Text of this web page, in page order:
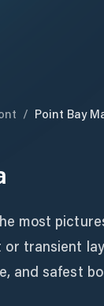
/ Point Bay
most
transient
and safest